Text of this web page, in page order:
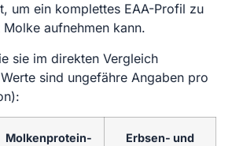
um ein komplettes EAA-Profil zu
aufnehmen kann.
sie im direkten Vergleich
sind ungefähre Angaben pro
Molkenprotein-
Erbsen- und